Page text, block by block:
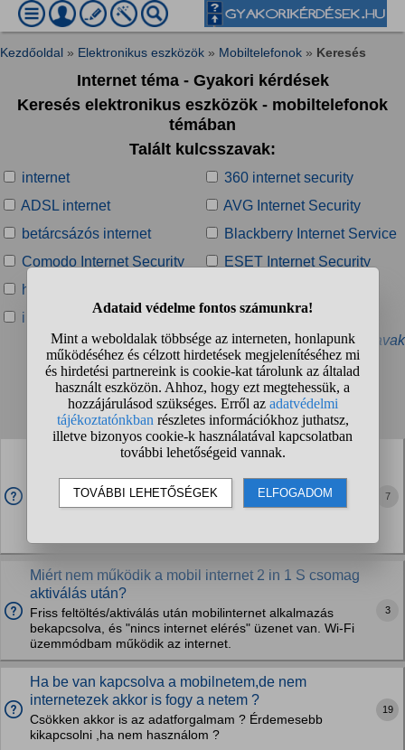
Kezdőoldal » Elektronikus eszközök » Mobiltelefonok » Keresés
Internet téma - Gyakori kérdések
Keresés elektronikus eszközök - mobiltelefonok
témában
Talált kulcsszavak:
internet
360 internet security
ADSL internet
AVG Internet Security
betárcsázós internet
Blackberry Internet Service
Comodo Internet Security
ESET Internet Security
halott internet tézis
internet akadozása
Internet Banking
» További kapcsolódó kulcsszavak
Talált kérdések:
1 2 3 4 ... ❯ ❯❯
Yettel-nél meddig tart az 5 napos internet előfizetés,
Júlis 28-án, szerdán küldtem el az SMS-t, este 21:29-kor.
Kaptam rendesen válasz SMS-t is szinte azonnal, hogy
7
Miért nem működik a mobil internet 2 in 1 S csomag
aktiválás után?
Friss feltöltés/aktiválás után mobilinternet alkalmazás
bekapcsolva, és "nincs internet elérés" üzenet van. Wi-Fi
üzemmódbam működik az internet.
3
Ha be van kapcsolva a mobilnetem,de nem
internetezek akkor is fogy a netem ?
Csökken akkor is az adatforgalmam ? Érdemesebb
kikapcsolni ,ha nem használom ?
19